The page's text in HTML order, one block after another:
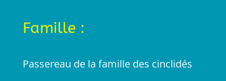
Famille :
Passereau de la famille des cinclidés